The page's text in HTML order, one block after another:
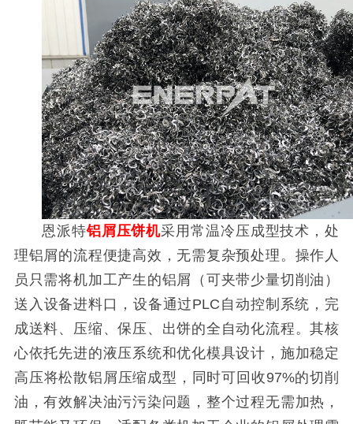
恩派特铝屑压饼机采用常温冷压成型技术，处
理铝屑的流程便捷高效，无需复杂预处理。操作人
员只需将机加工产生的铝屑（可夹带少量切削油）
送入设备进料口，设备通过PLC自动控制系统，完
成送料、压缩、保压、出饼的全自动化流程。其核
心依托先进的液压系统和优化模具设计，施加稳定
高压将松散铝屑压缩成型，同时可回收97%的切削
油，有效解决油污污染问题，整个过程无需加热，